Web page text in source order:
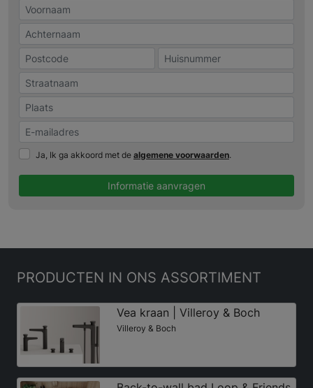
Ja, Ik ga akkoord met de algemene voorwaarden.
Informatie aanvragen
PRODUCTEN IN ONS ASSORTIMENT
Vea kraan | Villeroy & Boch
Villeroy & Boch